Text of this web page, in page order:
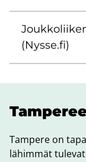
(Nysse.fi)
Tampere on
lähimmät